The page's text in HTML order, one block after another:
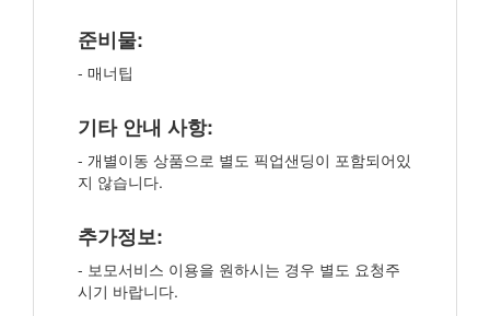
준비물:
- 매너팁
기타 안내 사항:
- 개별이동 상품으로 별도 픽업샌딩이 포함되어있
지 않습니다.
추가정보:
- 보모서비스 이용을 원하시는 경우 별도 요청주
시기 바랍니다.